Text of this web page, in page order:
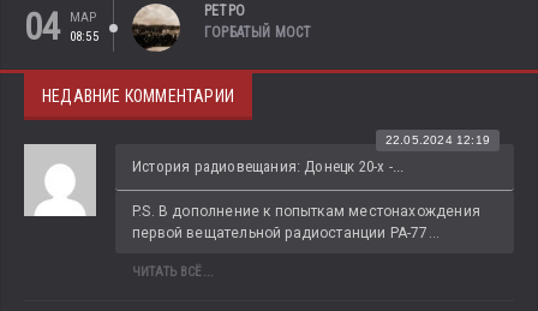
04
МАР
08:55
РЕТРО
ГОРБАТЫЙ МОСТ
НЕДАВНИЕ КОММЕНТАРИИ
История радиовещания: Донецк 20-х -...
22.05.2024 12:19
P.S. В дополнение к попыткам местонахождения
первой вещательной радиостанции РА-77...
ЧИТАТЬ ВСЁ...